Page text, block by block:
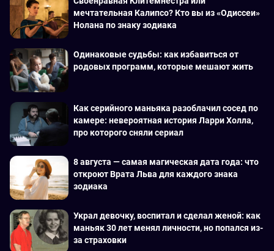
мечтательная Калипсо? Кто вы из «Одиссеи»
Нолана по знаку зодиака
Одинаковые судьбы: как избавиться от
родовых программ, которые мешают жить
Как серийного маньяка разоблачил сосед по
камере: невероятная история Ларри Холла,
про которого сняли сериал
8 августа — самая магическая дата года: что
откроют Врата Льва для каждого знака
зодиака
Украл девочку, воспитал и сделал женой: как
маньяк 30 лет менял личности, но попался из-
за страховки